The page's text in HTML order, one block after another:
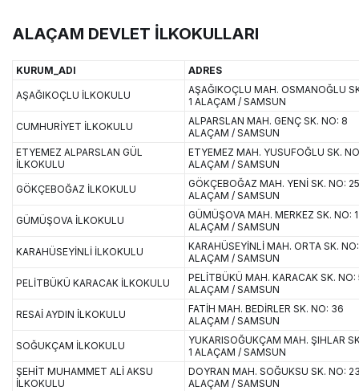
ALAÇAM DEVLET İLKOKULLARI
KURUM_ADI ADRES
AŞAĞIKOÇLU İLKOKULU
AŞAĞIKOÇLU MAH. OSMANOĞLU
1 ALAÇAM / SAMSUN
CUMHURİYET İLKOKULU
ALPARSLAN MAH. GENÇ SK. NO: 8
ALAÇAM / SAMSUN
ETYEMEZ ALPARSLAN GÜL
İLKOKULU
ETYEMEZ MAH. YUSUFOĞLU SK.
ALAÇAM / SAMSUN
GÖKÇEBOĞAZ İLKOKULU
GÖKÇEBOĞAZ MAH. YENİ SK. NO: 25
ALAÇAM / SAMSUN
GÜMÜŞOVA İLKOKULU
GÜMÜŞOVA MAH. MERKEZ SK. NO: 1
ALAÇAM / SAMSUN
KARAHÜSEYİNLİ İLKOKULU
KARAHÜSEYİNLİ MAH. ORTA SK.
ALAÇAM / SAMSUN
PELİTBÜKÜ KARACAK İLKOKULU
PELİTBÜKÜ MAH. KARACAK SK. NO:
ALAÇAM / SAMSUN
RESAİ AYDIN İLKOKULU
FATİH MAH. BEDİRLER SK. NO: 36
ALAÇAM / SAMSUN
SOĞUKÇAM İLKOKULU
YUKARISOĞUKÇAM MAH. ŞIHLAR
1 ALAÇAM / SAMSUN
ŞEHİT MUHAMMET ALİ AKSU
İLKOKULU
DOYRAN MAH. SOĞUKSU SK. NO:
ALAÇAM / SAMSUN